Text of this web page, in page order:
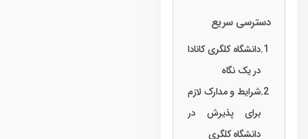
دسترسی سریع
دانشگاه کلگری کانادا
در یک نگاه
شرایط و مدارک لازم
برای پذیرش در
دانشگاه کلگری